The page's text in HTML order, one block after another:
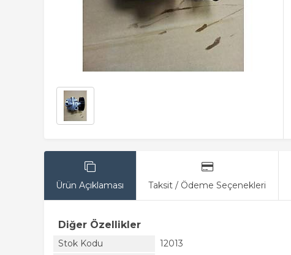
Ürün Açıklaması Taksit / Ödeme Seçenekleri
Diğer Özellikler
Stok Kodu
12013